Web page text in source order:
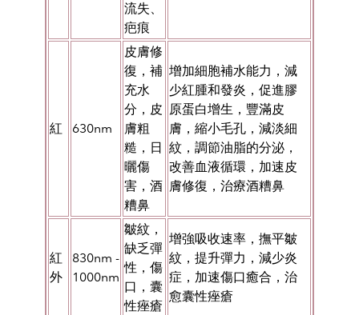
流失、
疤痕
紅 630nm
皮膚修
復，補
充水
分，皮
膚粗
糙，日
曬傷
害，酒
糟鼻
增加細胞補水能力，減
少紅腫和發炎，促進膠
原蛋白增生， 豐滿皮
膚，縮小毛孔， 減淡細
紋，調節油脂的分泌，
改善血液循環， 加速皮
膚修復，治療酒糟鼻
紅
外
830nm -
1000nm
皺紋，
缺乏彈
性，傷
口，囊
性痤瘡
增強吸收速率，撫平皺
紋，提升彈力，減少炎
症 ，加速傷口癒合， 治
愈囊性痤瘡